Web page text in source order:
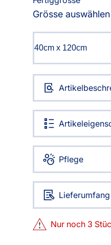
Grösse auswählen
Pflege
Lieferumfang
Nur noch 3